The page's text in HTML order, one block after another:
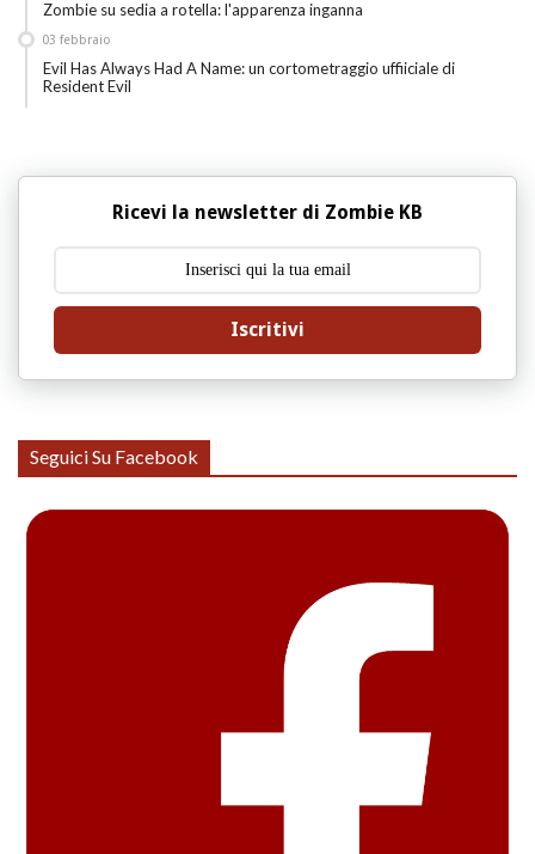
Zombie su sedia a rotella: l'apparenza inganna
Evil Has Always Had A Name: un cortometraggio uffiiciale di
Resident Evil
03 febbraio
Ricevi la newsletter di Zombie KB
Iscritivi
Seguici Su Facebook